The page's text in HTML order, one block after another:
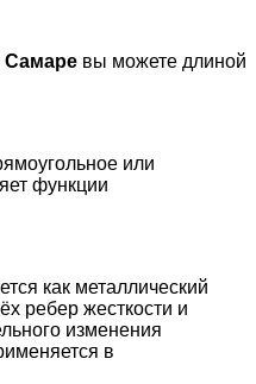
Самаре вы можете длиной
или
функции
как металлический
ребер жесткости и
изменения
в